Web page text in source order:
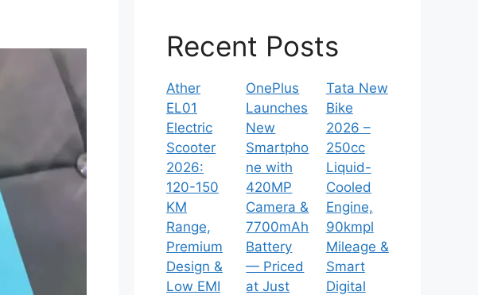
Recent Posts
Ather
EL01
Electric
Scooter
2026:
120-150
KM
Range,
Premium
Design &
Low EMI
OnePlus
Launches
New
Smartpho
ne with
420MP
Camera &
7700mAh
Battery
— Priced
at Just
Tata New
Bike
2026 –
250cc
Liquid-
Cooled
Engine,
90kmpl
Mileage &
Smart
Digital